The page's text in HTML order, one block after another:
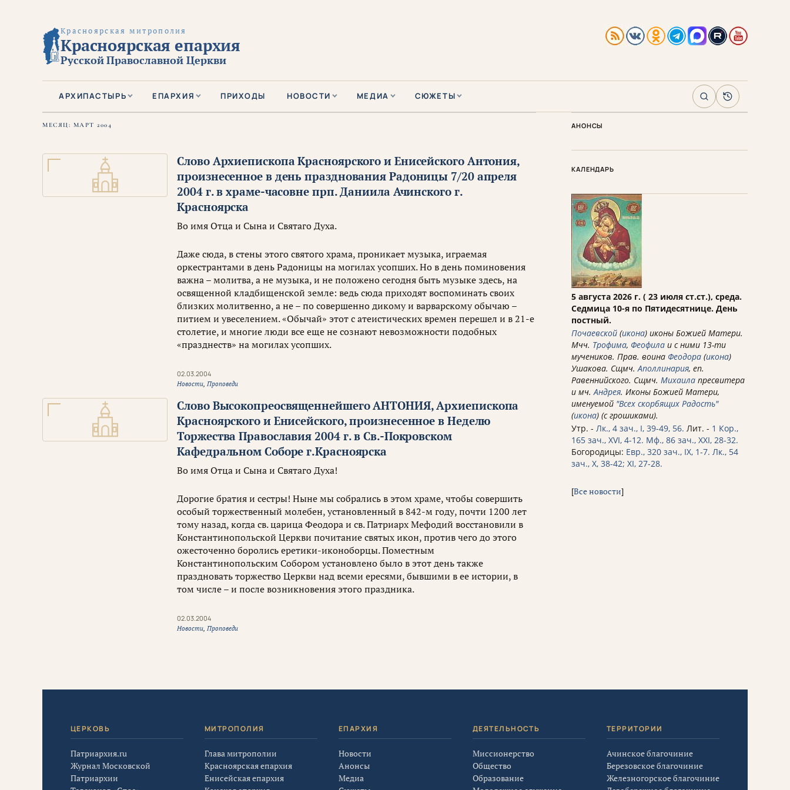
Красноярская митрополия
Красноярская епархия
Русской Православной Церкви
АРХИПАСТЫРЬ ЕПАРХИЯ ПРИХОДЫ НОВОСТИ МЕДИА СЮЖЕТЫ ПоискАрхив
МЕСЯЦ: МАРТ 2004
Слово Архиепископа Красноярского и Енисейского Антония,
произнесенное в день празднования Радоницы 7/20 апреля
2004 г. в храме-часовне прп. Даниила Ачинского г.
Красноярска
Во имя Отца и Сына и Святаго Духа.
Даже сюда, в стены этого святого храма, проникает музыка, играемая
оркестрантами в день Радоницы на могилах усопших. Но в день поминовения
важна – молитва, а не музыка, и не положено сегодня быть музыке здесь, на
освященной кладбищенской земле: ведь сюда приходят воспоминать своих
близких молитвенно, а не – по совершенно дикому и варварскому обычаю –
питием и увеселением. «Обычай» этот с атеистических времен перешел и в 21-е
столетие, и многие люди все еще не сознают невозможности подобных
«празднеств» на могилах усопших.
02.03.2004
Новости,Проповеди
Слово Высокопреосвященнейшего АНТОНИЯ, Архиепископа
Красноярского и Енисейского, произнесенное в Неделю
Торжества Православия 2004 г. в Св.-Покровском
Кафедральном Соборе г.Красноярска
Во имя Отца и Сына и Святаго Духа!
Дорогие братия и сестры! Ныне мы собрались в этом храме, чтобы совершить
особый торжественный молебен, установленный в 842-м году, почти 1200 лет
тому назад, когда св. царица Феодора и св. Патриарх Мефодий восстановили в
Константинопольской Церкви почитание святых икон, против чего до этого
ожесточенно боролись еретики-иконоборцы. Поместным
Константинопольским Собором установлено было в этот день также
праздновать торжество Церкви над всеми ересями, бывшими в ее истории, в
том числе – и после возникновения этого праздника.
02.03.2004
Новости,Проповеди
АНОНСЫ
КАЛЕНДАРЬ
5 августа 2026 г. ( 23 июля ст.ст.), среда.
Седмица 10-я по Пятидесятнице. День
постный.
Почаевской (икона) иконы Божией Матери.
Мчч. Трофима, Феофила и с ними 13-ти
мучеников. Прав. воина Феодора (икона)
Ушакова. Сщмч.Аполлинария, еп.
Равеннийского. Сщмч. Михаила пресвитера
и мч.Андрея. Иконы Божией Матери,
именуемой "Всех скорбящих Радость"
(икона) (с грошиками).
Утр. - Лк., 4 зач., I, 39-49, 56. Лит. - 1 Кор.,
165 зач., XVI, 4-12. Мф., 86 зач., XXI, 28-32.
Богородицы: Евр., 320 зач., IX, 1-7. Лк., 54
зач., X, 38-42; XI, 27-28.
[Все новости]
ЦЕРКОВЬ
Патриархия.ru
Журнал Московской
Патриархии
МИТРОПОЛИЯ
Глава митрополии
Красноярская епархия
Енисейская епархия
ЕПАРХИЯ
Новости
Анонсы
Медиа
ДЕЯТЕЛЬНОСТЬ
Миссионерство
Общество
Образование
ТЕРРИТОРИИ
Ачинское благочиние
Березовское благочиние
Железногорское благочиние